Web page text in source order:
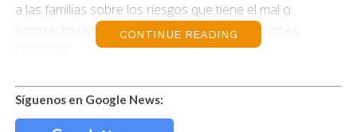
a las familias sobre los riesgos que tiene el mal o
incorrecto uso de artefactos a gas e instalaciones
“Queremos agradecer la buena disposición de Bomberos
y las Uniones Comunales para trabajar en conjunto en
esta campaña que va en beneficio directo de la
CONTINUE READING
Síguenos en Google News: